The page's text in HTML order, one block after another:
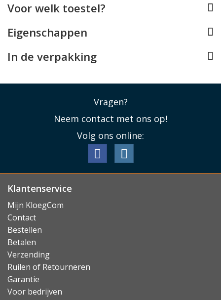
Lees minder
Voor welk toestel?
Eigenschappen
In de verpakking
Vragen?
Neem contact met ons op!
Volg ons online:
Klantenservice
Mijn KloegCom
Contact
Bestellen
Betalen
Verzending
Ruilen of Retourneren
Garantie
Voor bedrijven